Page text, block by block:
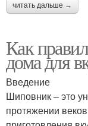
читать дальше →
Как
дома для
Введение
Шиповник – это
протяжении